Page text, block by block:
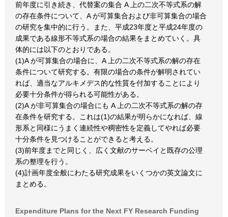
前年度に引き続き、代替案の集合 A 上の二次不等式系の解
の存在条件について、A が可算集合および非可算集合の場合
の研究を集中的に行う。また、平成23年度と平成24年度の
成果である線形不等式系の場合の結果をまとめていく。具
体的には以下のとおりである。
(1)A が可算集合の場合に、A 上の二次不等式系の解の存在
条件について研究する。有限の場合の条件が解明されてい
れば、適当なアルキメデス的な性質を付加することにより
必要十分条件が得られる可能性がある。
(2)A が非可算集合の場合にも A 上の二次不等式系の解の存
在条件を研究する。これは(1)の結果が明らかになれば、線
形系と同様にうまく連続性や稠密性を定義してやれば必要
十分条件を見つけることができると考える。
(3)前年度までと同じく、広く文献のサーベイと既存の公理
系の整理を行う。
(4)計画年度全般にわたる研究成果をいくつかの英文論文に
まとめる。
Expenditure Plans for the Next FY Research Funding